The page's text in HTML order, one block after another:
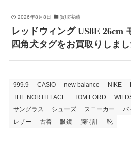
2026年8月8日 買取実績
レッドウィング US8E 26cm
四角犬タグをお買取りしまし
999.9 CASIO new balance NIKE
THE NORTH FACE
TOM FORD
サングラス
シューズ スニーカー バ
レザー
古着 眼鏡 腕時計 靴